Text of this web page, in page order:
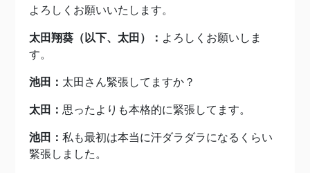
よろしくお願いいたします。
太田翔葵 （以下、太田）： よろしくお願いしま
す。
池田： 太田さん緊張してますか？
太田： 思ったよりも本格的に緊張してます。
池田： 私も最初は本当に汗ダラダラになるくらい
緊張しました。